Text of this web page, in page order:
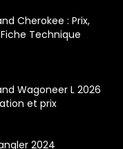
Cherokee : Prix,
Technique
Wagoneer L 2026
et prix
2024